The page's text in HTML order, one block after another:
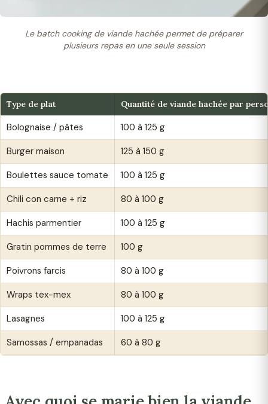
Le batch cooking de viande hachée permet de préparer
plusieurs repas en une seule session
Type de plat Quantité de viande hachée par
Bolognaise / pâtes
100 à 125 g
Burger maison
125 à 150 g
Boulettes sauce tomate
100 à 125 g
Chili con carne + riz
80 à 100 g
Hachis parmentier
100 à 125 g
Gratin pommes de terre
100 g
Poivrons farcis
80 à 100 g
Wraps tex-mex
80 à 100 g
Lasagnes
100 à 125 g
Samossas / empanadas
60 à 80 g